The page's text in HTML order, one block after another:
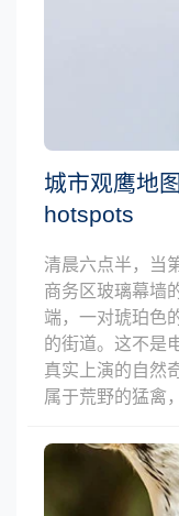
城市观鹰地
hotspots
清晨六点半，当
商务区玻璃幕墙
端，一对琥珀色
的街道。这不是
真实上演的自然
属于荒野的猛禽